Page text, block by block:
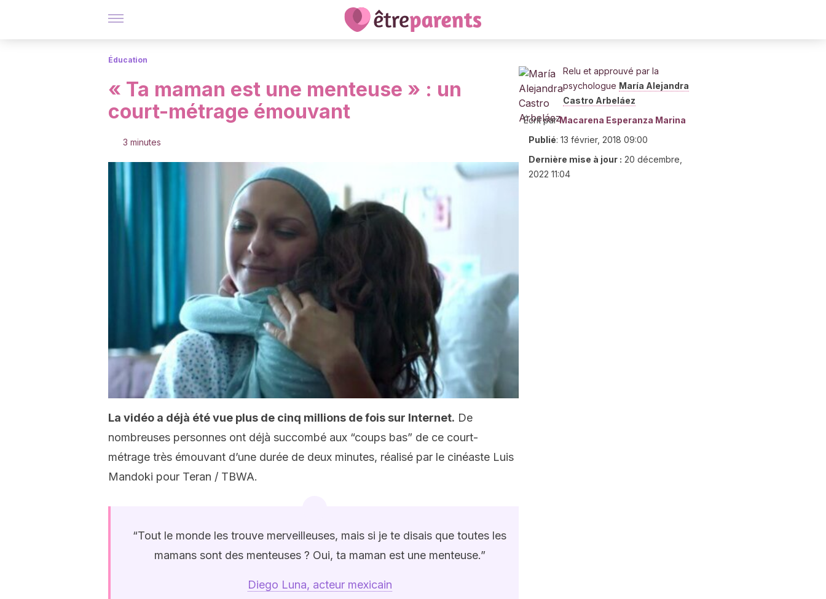
Éducation
« Ta maman est une menteuse » : un
court-métrage émouvant
3 minutes
La vidéo a déjà été vue plus de cinq millions de fois sur Internet. De
nombreuses personnes ont déjà succombé aux “coups bas” de ce court-
métrage très émouvant d’une durée de deux minutes, réalisé par le cinéaste Luis
Mandoki pour Teran / TBWA.
“Tout le monde les trouve merveilleuses, mais si je te disais que toutes les
mamans sont des menteuses ? Oui, ta maman est une menteuse.”
Diego Luna, acteur mexicain
Relu et approuvé par la
psychologue María Alejandra
Castro Arbeláez
Écrit par Macarena Esperanza Marina
Publié: 13 février, 2018 09:00
Dernière mise à jour : 20 décembre,
2022 11:04